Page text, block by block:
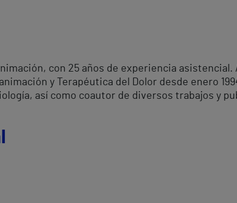
con 25 años de experiencia
y Terapéutica del Dolor desde enero
así como coautor de diversos trabajos y